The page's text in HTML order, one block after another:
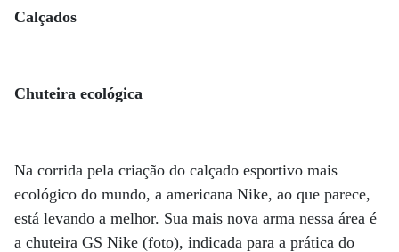
Calçados
Chuteira ecológica
Na corrida pela criação do calçado esportivo mais
ecológico do mundo, a americana Nike, ao que parece,
está levando a melhor. Sua mais nova arma nessa área é
a chuteira GS Nike (foto), indicada para a prática do